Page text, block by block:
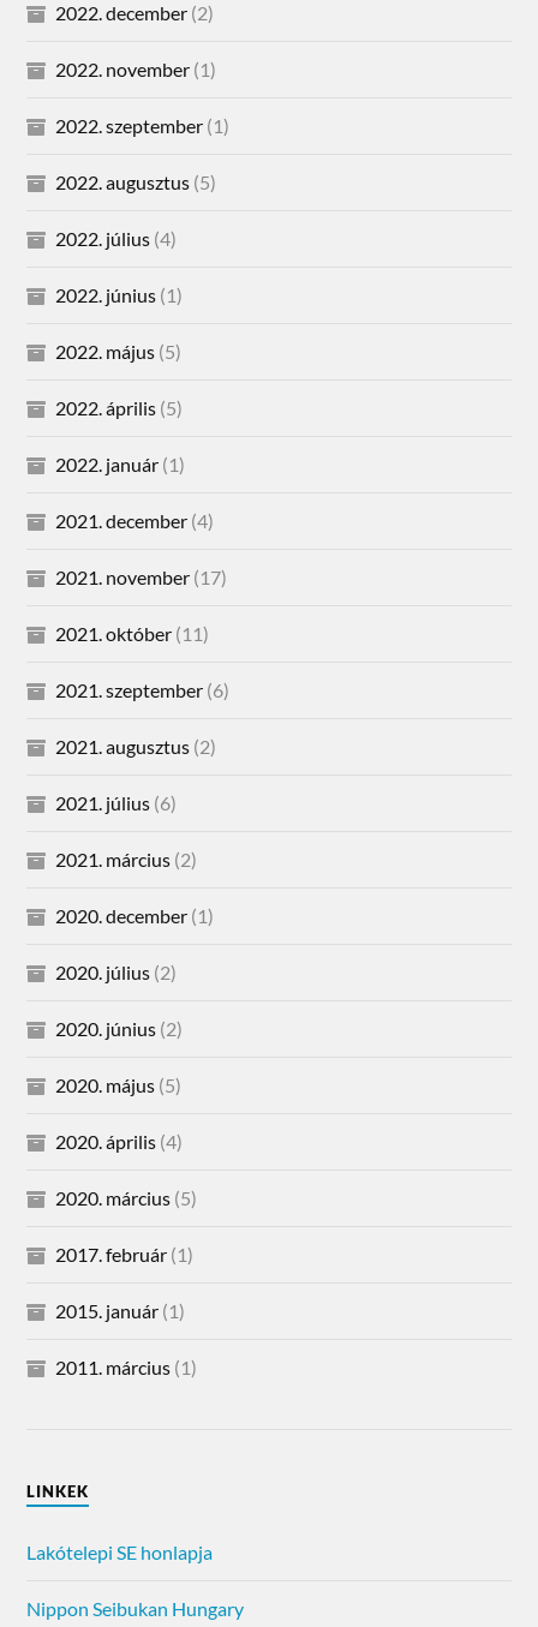
2022. december (2)
2022. november (1)
2022. szeptember (1)
2022. augusztus (5)
2022. július (4)
2022. június (1)
2022. május (5)
2022. április (5)
2022. január (1)
2021. december (4)
2021. november (17)
2021. október (11)
2021. szeptember (6)
2021. augusztus (2)
2021. július (6)
2021. március (2)
2020. december (1)
2020. július (2)
2020. június (2)
2020. május (5)
2020. április (4)
2020. március (5)
2017. február (1)
2015. január (1)
2011. március (1)
LINKEK
Lakótelepi SE honlapja
Nippon Seibukan Hungary